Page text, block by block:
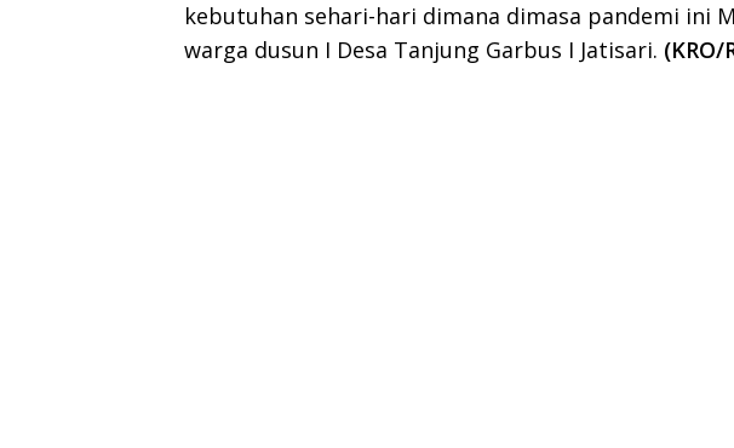
kebutuhan sehari-hari dimana dimasa pandemi ini
warga dusun I Desa Tanjung Garbus I Jatisari. (KRO/